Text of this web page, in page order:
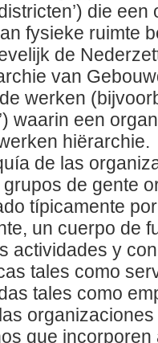
die
fysieke ruimte
de
van
werken
waarin een
hiërarchie.
de las
de gente
típicamente
un cuerpo de
actividades y
tales como
tales como
que